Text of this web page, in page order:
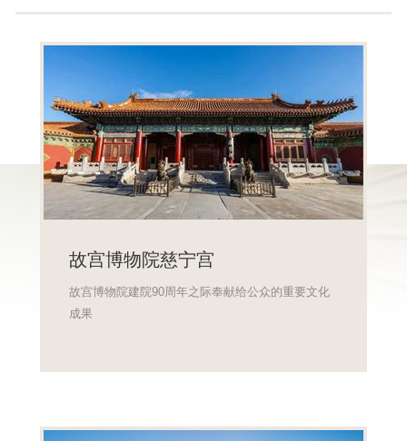
故宫博物院慈宁宫
故宫博物院建院90周年之际奉献给公众的重要文化
成果